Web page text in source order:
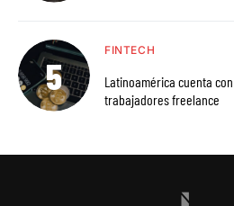
FINTECH
Latinoamérica cuenta
trabajadores freelance